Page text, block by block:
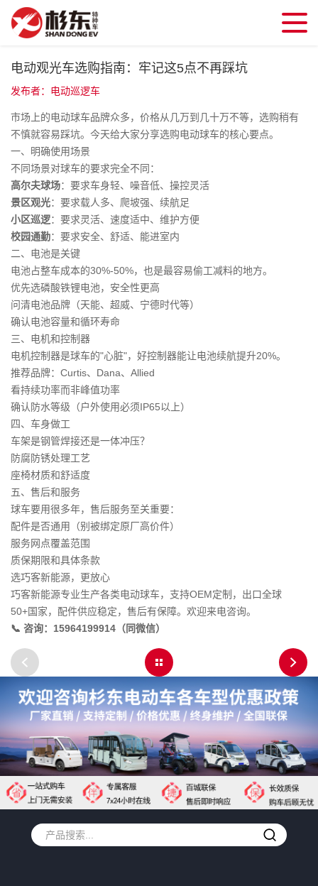
电动观光车选购指南：牢记这5点不再踩坑
发布者：电动巡逻车
市场上的电动球车品牌众多，价格从几万到几十万不等，选购稍有
不慎就容易踩坑。今天给大家分享选购电动球车的核心要点。
一、明确使用场景
不同场景对球车的要求完全不同：
高尔夫球场：要求车身轻、噪音低、操控灵活
景区观光：要求载人多、爬坡强、续航足
小区巡逻：要求灵活、速度适中、维护方便
校园通勤：要求安全、舒适、能进室内
二、电池是关键
电池占整车成本的30%-50%，也是最容易偷工减料的地方。
优先选磷酸铁锂电池，安全性更高
问清电池品牌（天能、超威、宁德时代等）
确认电池容量和循环寿命
三、电机和控制器
电机控制器是球车的"心脏"，好控制器能让电池续航提升20%。
推荐品牌：Curtis、Dana、Allied
看持续功率而非峰值功率
确认防水等级（户外使用必须IP65以上）
四、车身做工
车架是钢管焊接还是一体冲压？
防腐防锈处理工艺
座椅材质和舒适度
五、售后和服务
球车要用很多年，售后服务至关重要：
配件是否通用（别被绑定原厂高价件）
服务网点覆盖范围
质保期限和具体条款
选巧客新能源，更放心
巧客新能源专业生产各类电动球车，支持OEM定制，出口全球
50+国家，配件供应稳定，售后有保障。欢迎来电咨询。
📞 咨询：15964199914（同微信）